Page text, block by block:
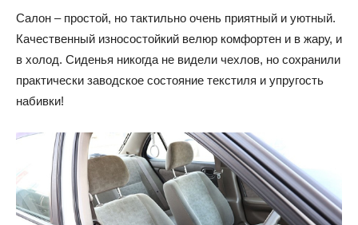
Салон – простой, но тактильно очень приятный и уютный.
Качественный износостойкий велюр комфортен и в жару, и
в холод. Сиденья никогда не видели чехлов, но сохранили
практически заводское состояние текстиля и упругость
набивки!